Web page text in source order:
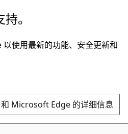
。
使用最新的功能、安全更新和
Microsoft Edge 的详细信息